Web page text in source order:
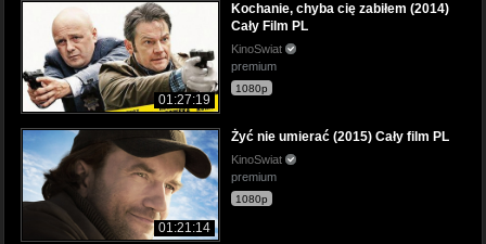
01:27:19
Kochanie, chyba cię zabiłem (2014)
Cały Film PL
KinoSwiat
premium
1080p
01:21:14
Żyć nie umierać (2015) Cały film PL
KinoSwiat
premium
1080p